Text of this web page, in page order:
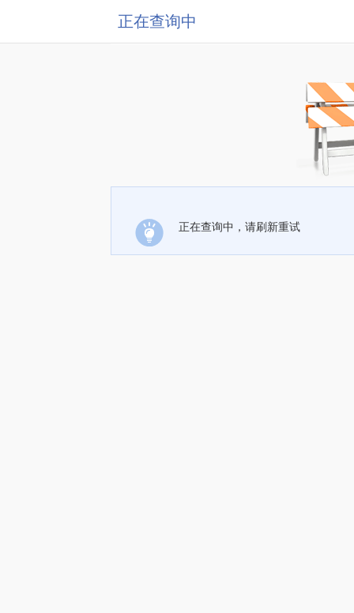
正在查询中
正在查询中，请刷新重试